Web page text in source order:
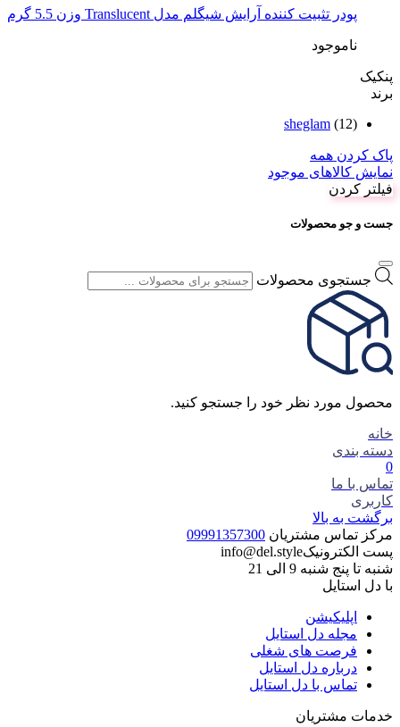
پودر تثبیت کننده آرایش شیگلم مدل Translucent وزن 5.5 گرم
ناموجود
پنکیک
برند
sheglam (12)
پاک کردن همه
نمایش کالاهای موجود
فیلتر کردن
جست و جو محصولات
جستجوی محصولات
محصول مورد نظر خود را جستجو کنید.
خانه
دسته بندی
0
تماس با ما
کاربری
برگشت به بالا
مرکز تماس مشتریان 09991357300
پست الکترونیکinfo@del.style
شنبه تا پنج شنبه 9 الی 21
با دل استایل
اپلیکیشن
مجله دل استایل
فرصت های شغلی
درباره دل استایل
تماس با دل استایل
خدمات مشتریان